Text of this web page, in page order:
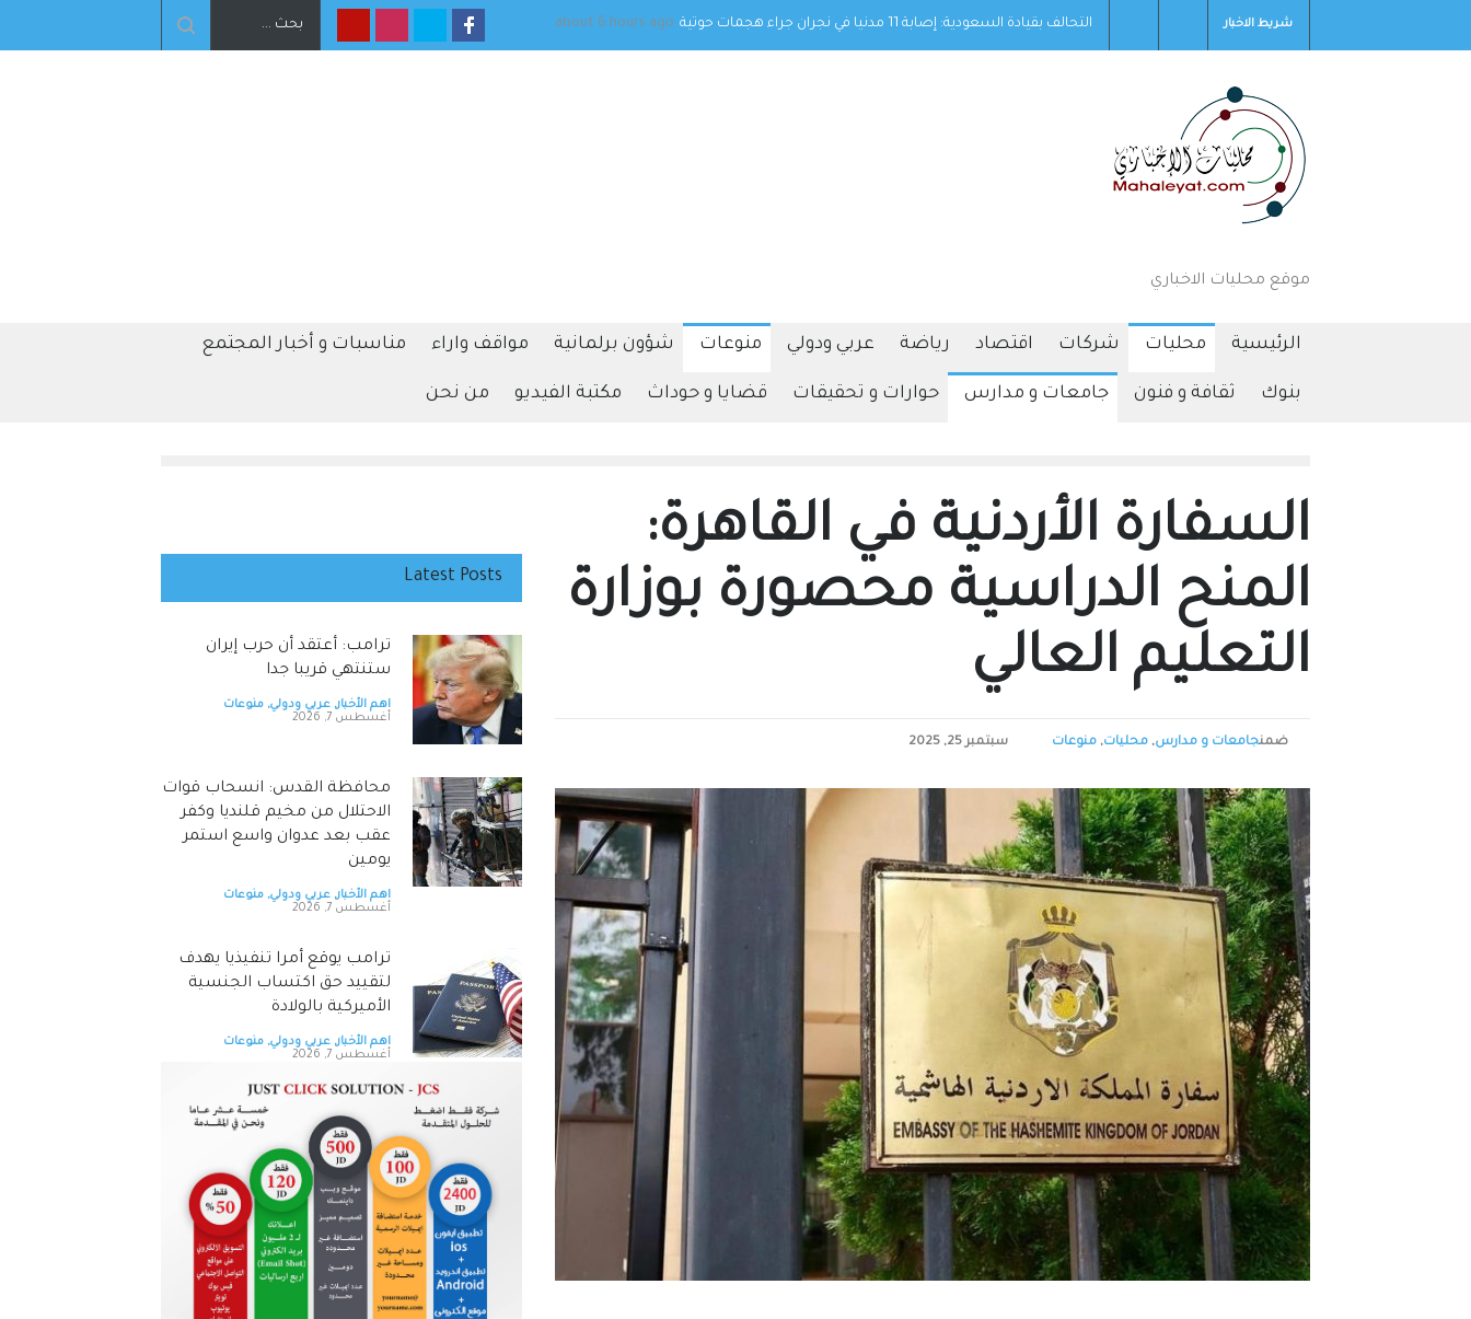
شريط الاخبار
ترامب يوقع أمرا تنفيذيا يهدف لتقييد حق اكتساب الجنسية الأميركية
التحالف بقيادة السعودية: إصابة 11 مدنيا في نجران جراء هجمات حوثية about 6 hours ago
موقع محليات الاخباري
الرئيسية محليات شركات اقتصاد رياضة عربي ودولي منوعات شؤون برلمانية مواقف واراء مناسبات و أخبار المجتمع
بنوك ثقافة و فنون جامعات و مدارس حوارات و تحقيقات قضايا و حوداث مكتبة الفيديو من نحن
السفارة الأردنية في القاهرة:
المنح الدراسية محصورة بوزارة
التعليم العالي
ضمنجامعات و مدارس, محليات, منوعات سبتمبر 25, 2025
Latest Posts
ترامب: أعتقد أن حرب إيران
ستنتهي قريبا جدا
اهم الأخبار, عربي ودولي, منوعات
أغسطس 7, 2026
محافظة القدس: انسحاب قوات
الاحتلال من مخيم قلنديا وكفر
عقب بعد عدوان واسع استمر
يومين
اهم الأخبار, عربي ودولي, منوعات
أغسطس 7, 2026
ترامب يوقع أمرا تنفيذيا يهدف
لتقييد حق اكتساب الجنسية
الأميركية بالولادة
اهم الأخبار, عربي ودولي, منوعات
أغسطس 7, 2026
التحالف بقيادة السعودية:
إصابة 11 مدنيا في نجران جراء
هجمات حوثية
اهم الأخبار,عربي ودولي,منوعات
أغسطس 7, 2026
طقس صيفي اعتيادي الجمعة
وارتفاع على درجات الحرارة الأحد
اهم الأخبار